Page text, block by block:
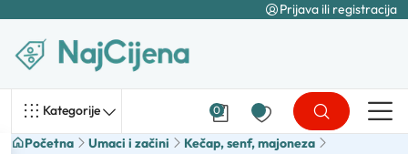
Prijava ili registracija
Kategorije 0
Početna Umaci i začini
Kečap, senf, majoneza